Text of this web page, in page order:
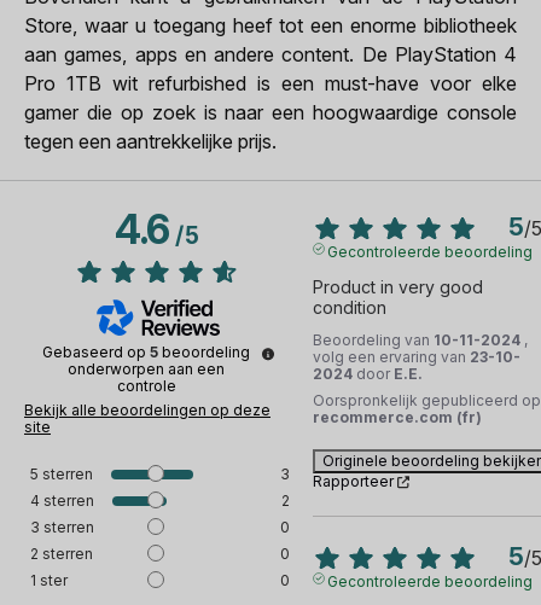
Store, waar u toegang heef tot een enorme bibliotheek
aan games, apps en andere content. De PlayStation 4
Pro 1TB wit refurbished is een must-have voor elke
gamer die op zoek is naar een hoogwaardige console
tegen een aantrekkelijke prijs.
4.6/5
Gebaseerd op 5 beoordeling
onderworpen aan een
controle
Bekijk alle beoordelingen op deze
site
5 sterren
3
4 sterren
2
3 sterren
0
2 sterren
0
1 ster 0
5/5
Gecontroleerde beoordeling
Product in very good
condition
Beoordeling van 10-11-2024 ,
volg een ervaring van 23-10-
2024 door E.E.
Oorspronkelijk gepubliceerd op
recommerce.com (fr)
Originele beoordeling
Rapporteer
5/5
Gecontroleerde beoordeling